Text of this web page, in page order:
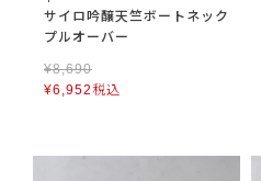
サイロ吟醸天竺ボートネック
プルオーバー
¥8,690
¥6,952税込